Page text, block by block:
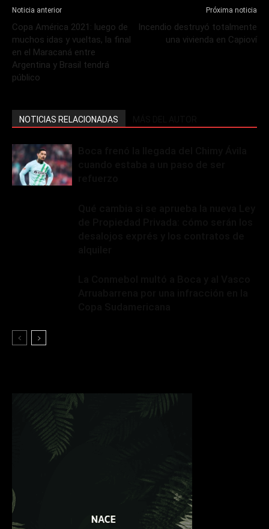
Noticia anterior
Copa América 2021: luego de
muchos idas y vueltas, la final
en el Maracaná entre
Argentina y Brasil tendrá
público
Próxima noticia
Incendio destruyó totalmente
una vivienda en Capioví
NOTICIAS RELACIONADAS